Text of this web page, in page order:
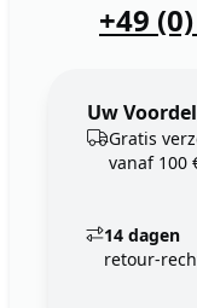
+49
Uw
Gratis
vanaf 100
14 dagen
retour-